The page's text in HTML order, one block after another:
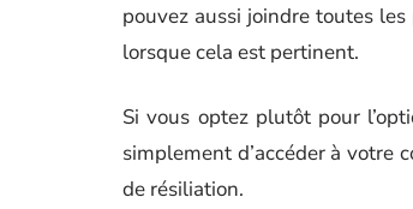
pouvez aussi joindre toutes
lorsque cela est pertinent.
Si vous optez plutôt pour
simplement d’accéder à votre
de résiliation.